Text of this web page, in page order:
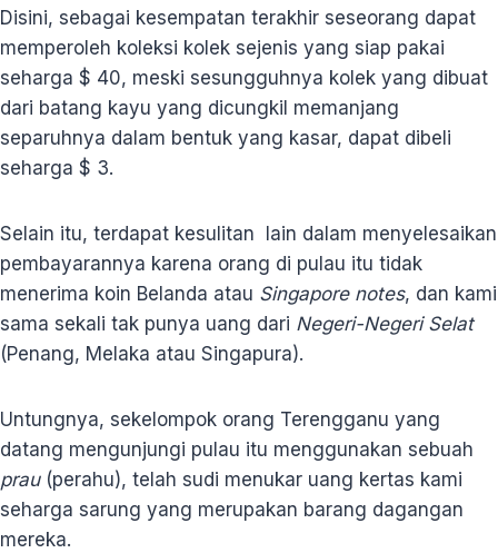
Disini, sebagai kesempatan terakhir seseorang dapat
memperoleh koleksi kolek sejenis yang siap pakai
seharga $ 40, meski sesungguhnya kolek yang dibuat
dari batang kayu yang dicungkil memanjang
separuhnya dalam bentuk yang kasar, dapat dibeli
seharga $ 3.
Selain itu, terdapat kesulitan lain dalam menyelesaikan
pembayarannya karena orang di pulau itu tidak
menerima koin Belanda atau Singapore notes, dan kami
sama sekali tak punya uang dari Negeri-Negeri Selat
(Penang, Melaka atau Singapura).
Untungnya, sekelompok orang Terengganu yang
datang mengunjungi pulau itu menggunakan sebuah
prau(perahu), telah sudi menukar uang kertas kami
seharga sarung yang merupakan barang dagangan
mereka.